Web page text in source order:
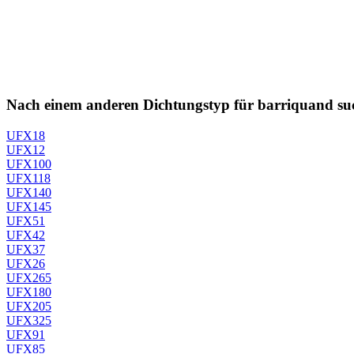
Nach einem anderen Dichtungstyp für barriquand
UFX18
UFX12
UFX100
UFX118
UFX140
UFX145
UFX51
UFX42
UFX37
UFX26
UFX265
UFX180
UFX205
UFX325
UFX91
UFX85